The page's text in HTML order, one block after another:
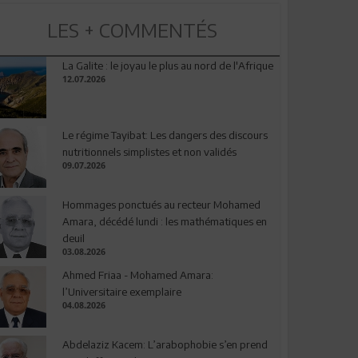
LES + COMMENTÉS
La Galite : le joyau le plus au nord de l'Afrique
12.07.2026
Le régime Tayibat: Les dangers des discours
nutritionnels simplistes et non validés
09.07.2026
Hommages ponctués au recteur Mohamed
Amara, décédé lundi : les mathématiques en
deuil
03.08.2026
Ahmed Friaa - Mohamed Amara:
l’Universitaire exemplaire
04.08.2026
Abdelaziz Kacem: L’arabophobie s’en prend